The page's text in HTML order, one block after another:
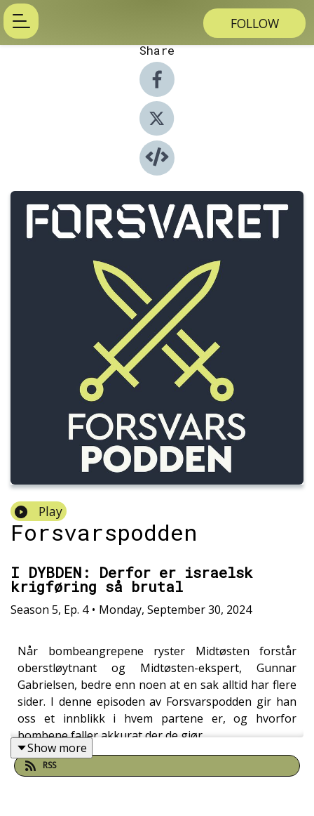
FOLLOW
Share
Play
Forsvarspodden
I DYBDEN: Derfor er israelsk
krigføring så brutal
Season 5, Ep. 4 • Monday, September 30, 2024
Når bombeangrepene ryster Midtøsten forstår
oberstløytnant og Midtøsten-ekspert, Gunnar
Gabrielsen, bedre enn noen at en sak alltid har flere
sider. I denne episoden av Forsvarspodden gir han
oss et innblikk i hvem partene er, og hvorfor
bombene faller akkurat der de gjør.
Show more
RSS